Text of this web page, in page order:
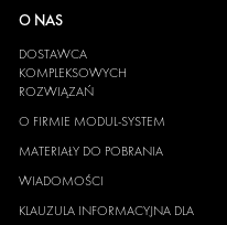
O NAS
DOSTAWCA
KOMPLEKSOWYCH
ROZWIĄZAŃ
O FIRMIE MODUL-SYSTEM
MATERIAŁY DO POBRANIA
WIADOMOŚCI
KLAUZULA INFORMACYJNA DLA